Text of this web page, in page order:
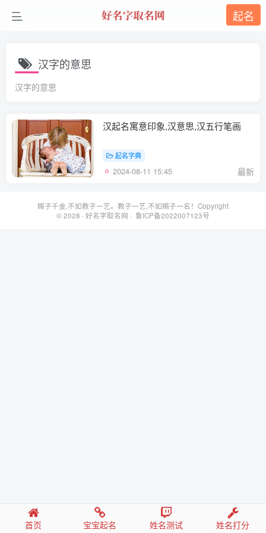
起名
汉字的意思
汉字的意思
汉起名寓意印象,汉意思,汉五行笔画
起名字典
2024-08-11 15:45 最新
赐子千金,不如教子一艺。教子一艺,不如赐子一名！Copyright
© 2028 · 好名字取名网 · 鲁ICP备2022007123号
首页 宝宝起名 姓名测试 姓名打分